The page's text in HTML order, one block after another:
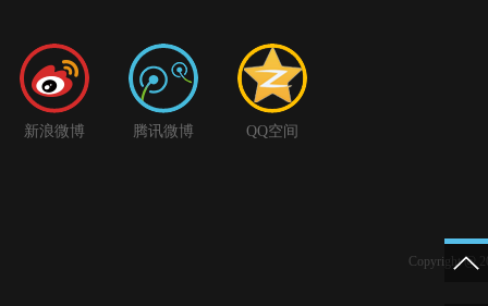
新浪微博 腾讯微博 QQ空间
Copyright @